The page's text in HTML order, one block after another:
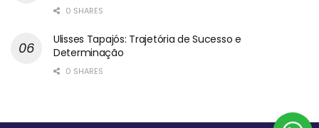
0 SHARES
Ulisses Tapajós: Trajetória de Sucesso e
Determinação
0 SHARES